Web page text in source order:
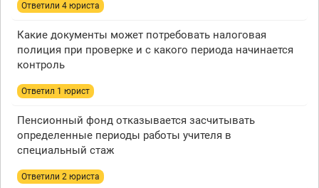
Ответили 4 юристa
Какие документы может потребовать налоговая
полиция при проверке и с какого периода начинается
контроль
Ответил 1 юрист
Пенсионный фонд отказывается засчитывать
определенные периоды работы учителя в
специальный стаж
Ответили 2 юристa